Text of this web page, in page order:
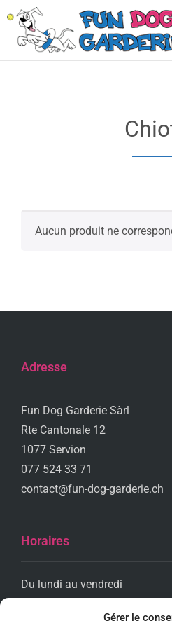
Gérer le
Aucun produit ne
Adresse
Fun Dog Garderie Sàrl
Rte Cantonale 12
1077 Servion
077 524 33 71
contact@fun-dog-garderie.ch
Horaires
Du lundi au vendredi